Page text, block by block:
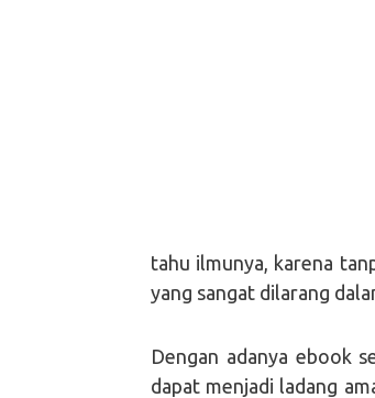
tahu ilmunya, karena
yang sangat dilarang
Dengan adanya ebook
dapat menjadi ladang